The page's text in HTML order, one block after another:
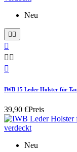
Neu


 

IWB 15 Leder Holster für
39,90 €Preis
Neu